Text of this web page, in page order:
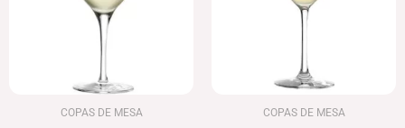
COPAS DE MESA COPAS DE MESA